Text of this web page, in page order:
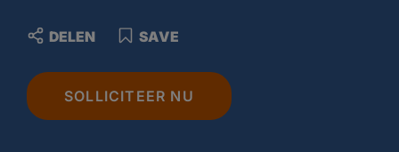
SOLLICITEER NU
SAVE
DELEN